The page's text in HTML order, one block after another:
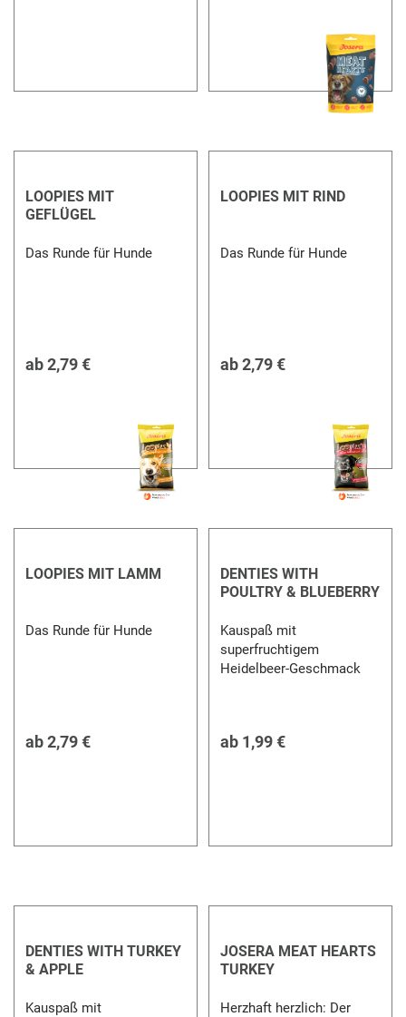
LOOPIES MIT
GEFLÜGEL
Das Runde für Hunde
ab2,79 €
LOOPIES MIT RIND
Das Runde für Hunde
ab2,79 €
LOOPIES MIT LAMM
Das Runde für Hunde
ab2,79 €
DENTIES WITH
POULTRY & BLUEBERRY
Kauspaß mit
superfruchtigem
Heidelbeer-Geschmack
ab 1,99 €
DENTIES WITH TURKEY
& APPLE
Kauspaß mit
JOSERA MEAT HEARTS
TURKEY
Herzhaft herzlich: Der